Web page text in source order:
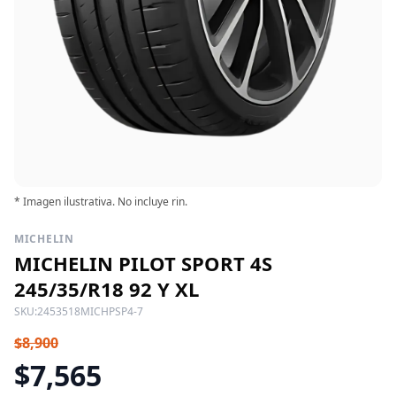
* Imagen ilustrativa. No incluye rin.
MICHELIN
MICHELIN PILOT SPORT 4S
245/35/R18 92 Y XL
SKU:2453518MICHPSP4-7
$8,900
$7,565